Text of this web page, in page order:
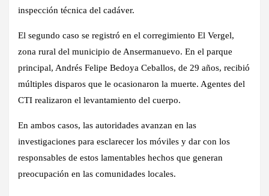
inspección técnica del cadáver.
El segundo caso se registró en el corregimiento El Vergel,
zona rural del municipio de Ansermanuevo. En el parque
principal, Andrés Felipe Bedoya Ceballos, de 29 años, recibió
múltiples disparos que le ocasionaron la muerte. Agentes del
CTI realizaron el levantamiento del cuerpo.
En ambos casos, las autoridades avanzan en las
investigaciones para esclarecer los móviles y dar con los
responsables de estos lamentables hechos que generan
preocupación en las comunidades locales.